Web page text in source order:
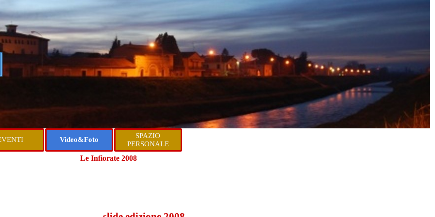
Salta menù
▼
Video&Foto ▼
SPAZIO
PERSONALE
Le Infiorate 2008